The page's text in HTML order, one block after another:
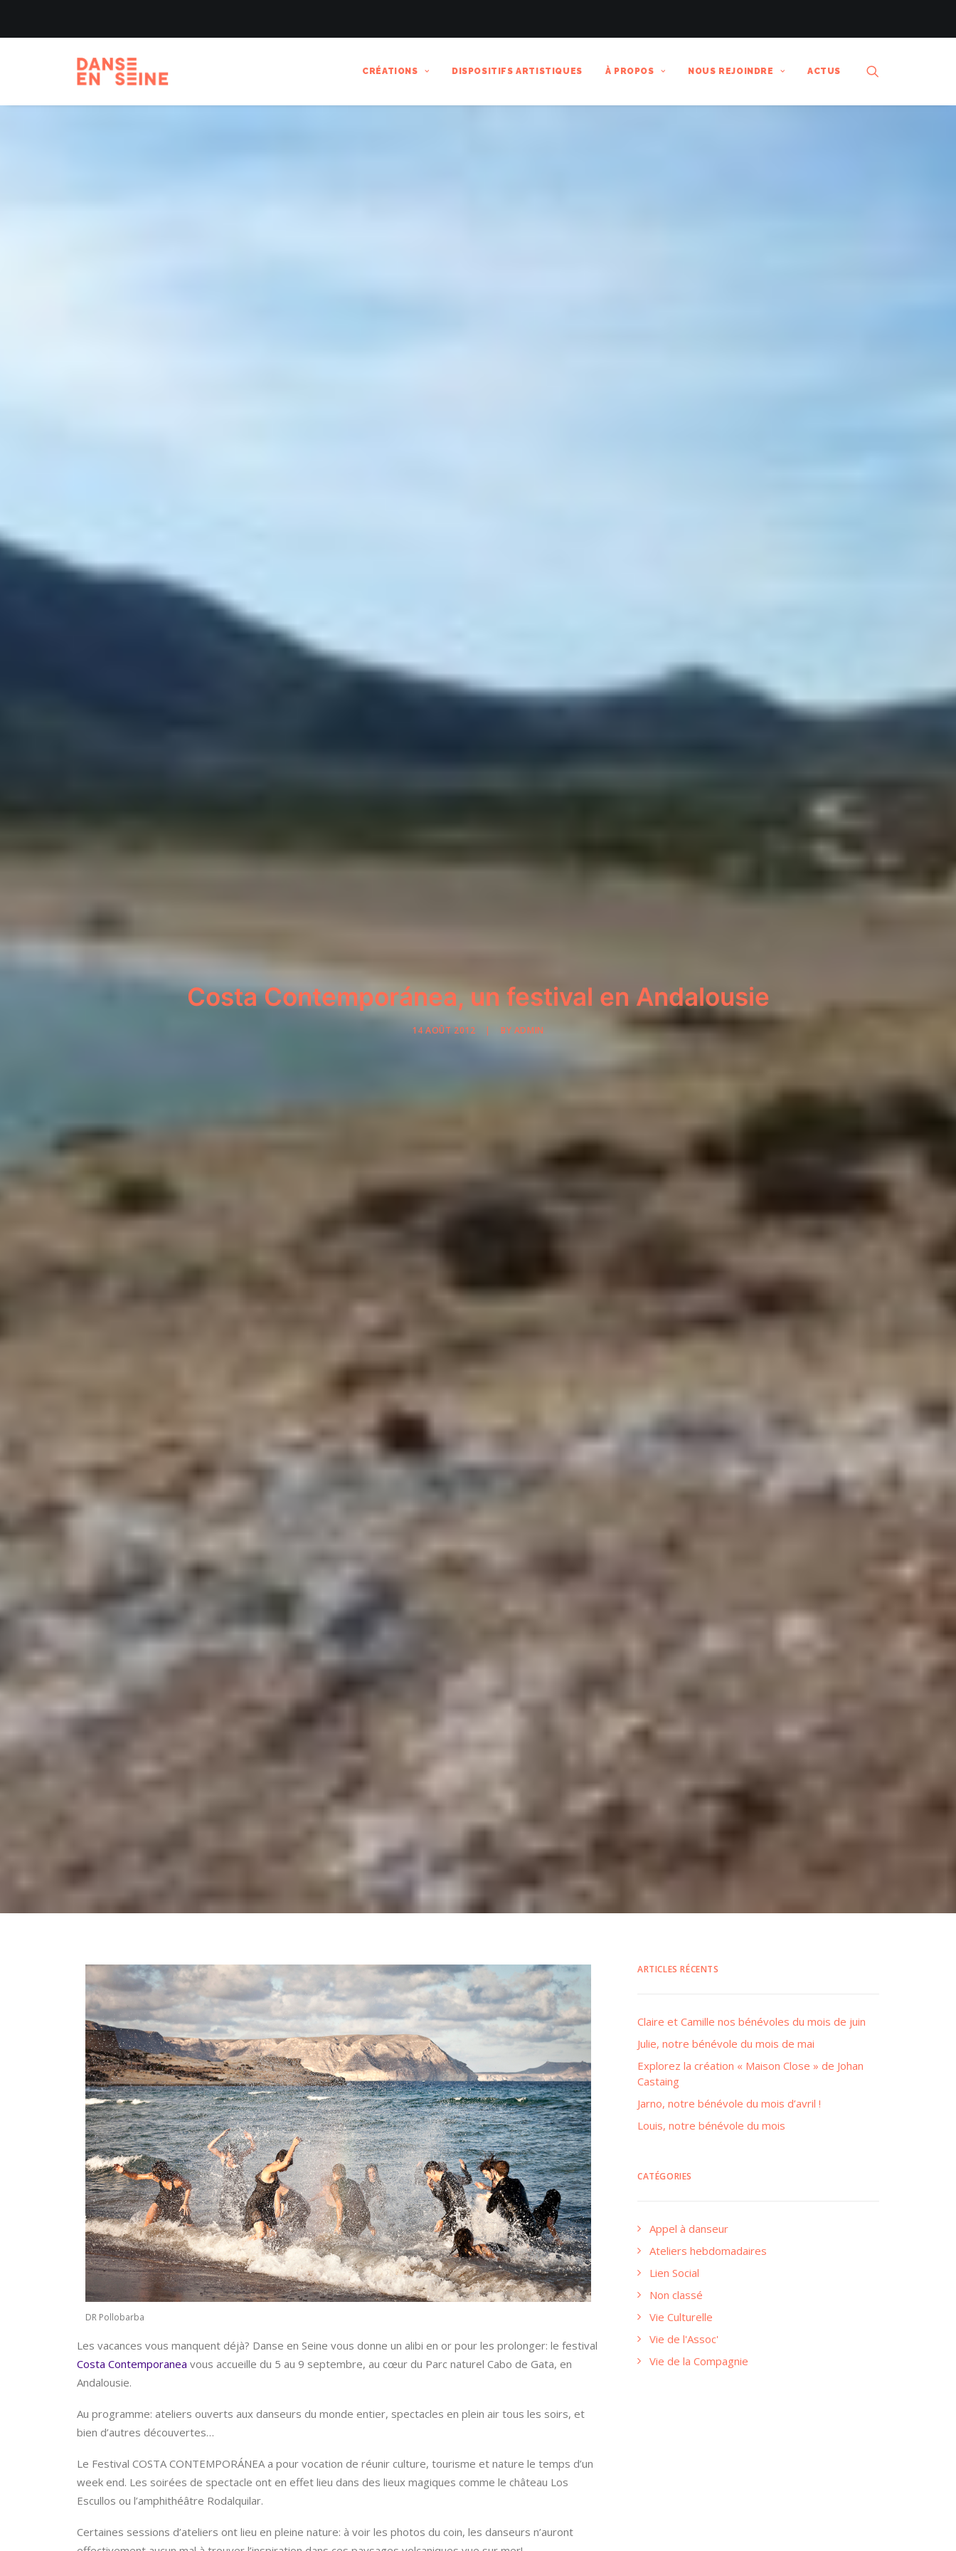
CRÉATIONS DISPOSITIFS ARTISTIQUES À PROPOS NOUS REJOINDRE ACTUS
Costa Contemporánea, un festival en Andalousie
14 AOÛT 2012 | BY ADMIN
DR Pollobarba
Les vacances vous manquent déjà? Danse en Seine vous donne un alibi en or pour les prolonger: le festival
Costa Contemporanea vous accueille du 5 au 9 septembre, au cœur du Parc naturel Cabo de Gata, en
Andalousie.
Au programme: ateliers ouverts aux danseurs du monde entier, spectacles en plein air tous les soirs, et
bien d’autres découvertes…
Le Festival COSTA CONTEMPORÁNEA a pour vocation de réunir culture, tourisme et nature le temps d’un
week end. Les soirées de spectacle ont en effet lieu dans des lieux magiques comme le château Los
Escullos ou l’amphithéâtre Rodalquilar.
Certaines sessions d’ateliers ont lieu en pleine nature: à voir les photos du coin, les danseurs n’auront
ARTICLES RÉCENTS
Claire et Camille nos bénévoles du mois de juin
Julie, notre bénévole du mois de mai
Explorez la création « Maison Close » de Johan
Castaing
Jarno, notre bénévole du mois d’avril !
Louis, notre bénévole du mois
CATÉGORIES
Appel à danseur
Ateliers hebdomadaires
Lien Social
Non classé
Vie Culturelle
Vie de l'Assoc'
Vie de la Compagnie